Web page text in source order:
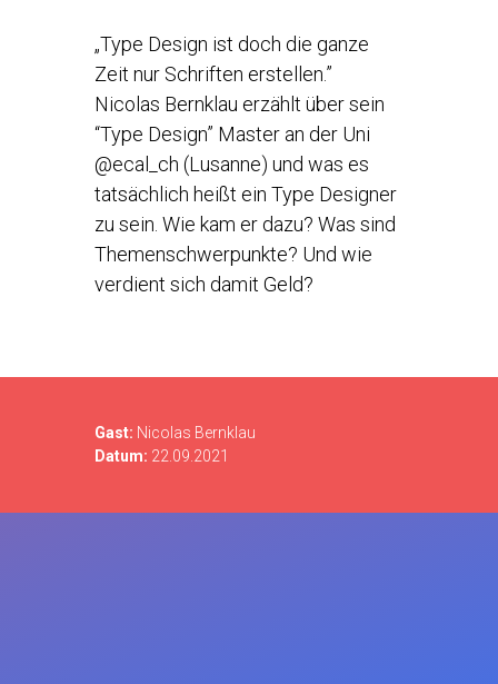
„Type Design ist doch die ganze
Zeit nur Schriften erstellen.”
Nicolas Bernklau erzählt über sein
“Type Design” Master an der Uni
@ecal_ch (Lusanne) und was es
tatsächlich heißt ein Type Designer
zu sein. Wie kam er dazu? Was sind
Themenschwerpunkte? Und wie
verdient sich damit Geld?
Gast: Nicolas Bernklau
Datum: 22.09.2021